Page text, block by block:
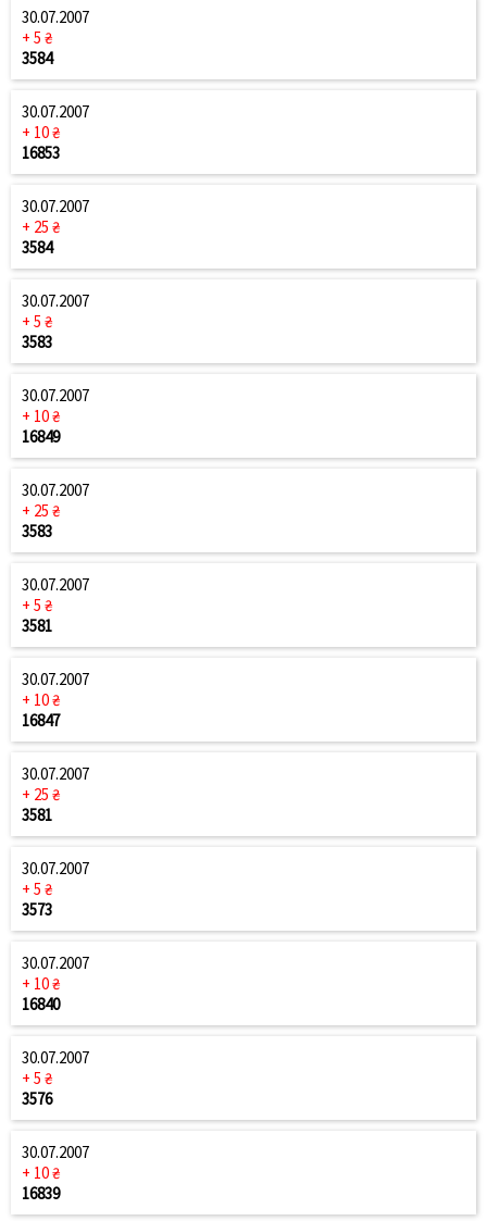
30.07.2007
+ 5 ₴
3584
30.07.2007
+ 10 ₴
16853
30.07.2007
+ 25 ₴
3584
30.07.2007
+ 5 ₴
3583
30.07.2007
+ 10 ₴
16849
30.07.2007
+ 25 ₴
3583
30.07.2007
+ 5 ₴
3581
30.07.2007
+ 10 ₴
16847
30.07.2007
+ 25 ₴
3581
30.07.2007
+ 5 ₴
3573
30.07.2007
+ 10 ₴
16840
30.07.2007
+ 5 ₴
3576
30.07.2007
+ 10 ₴
16839